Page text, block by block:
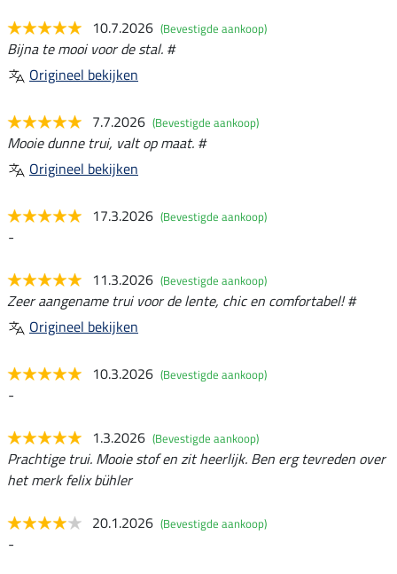
10.7.2026 (Bevestigde aankoop)
Bijna te mooi voor de stal. #
Origineel bekijken
7.7.2026 (Bevestigde aankoop)
Mooie dunne trui, valt op maat. #
Origineel bekijken
17.3.2026 (Bevestigde aankoop)
-
11.3.2026 (Bevestigde aankoop)
Zeer aangename trui voor de lente, chic en comfortabel! #
Origineel bekijken
10.3.2026 (Bevestigde aankoop)
-
1.3.2026 (Bevestigde aankoop)
Prachtige trui. Mooie stof en zit heerlijk. Ben erg tevreden over
het merk felix bühler
20.1.2026 (Bevestigde aankoop)
-